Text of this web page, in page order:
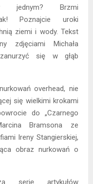
jednym? Brzmi
Poznajcie uroki
ziemi i wody. Tekst
zdjęciami Michała
się w głąb
overhead, nie
się wielkimi krokami
do „Czarnego
Bramsona ze
Ireny Stangierskiej,
obraz nurkowań o
serię artykułów